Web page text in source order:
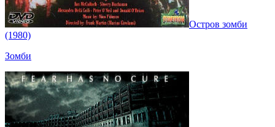
Остров зомби
(1980)
Зомби